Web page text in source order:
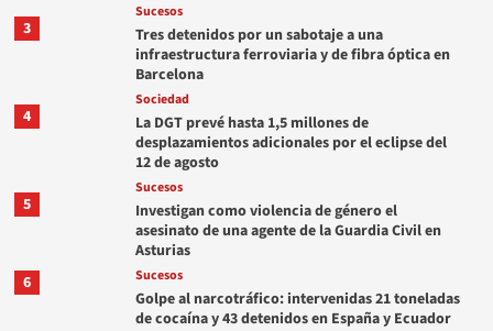
3
Sucesos
Tres detenidos por un sabotaje a una
infraestructura ferroviaria y de fibra óptica en
Barcelona
4
Sociedad
La DGT prevé hasta 1,5 millones de
desplazamientos adicionales por el eclipse del
12 de agosto
5
Sucesos
Investigan como violencia de género el
asesinato de una agente de la Guardia Civil en
Asturias
6
Sucesos
Golpe al narcotráfico: intervenidas 21 toneladas
de cocaína y 43 detenidos en España y Ecuador